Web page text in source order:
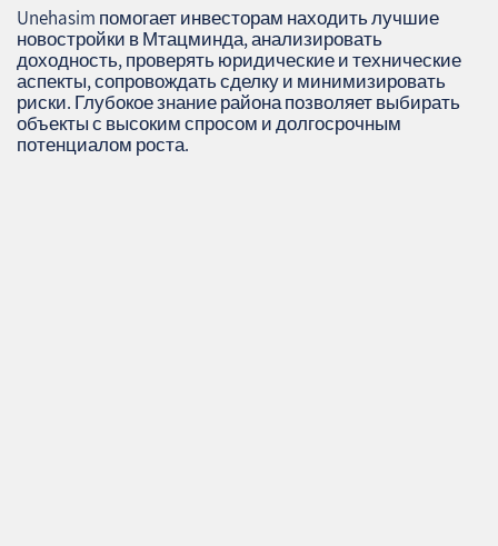
Unehasim помогает инвесторам находить лучшие
новостройки в Мтацминда, анализировать
доходность, проверять юридические и технические
аспекты, сопровождать сделку и минимизировать
риски. Глубокое знание района позволяет выбирать
объекты с высоким спросом и долгосрочным
потенциалом роста.